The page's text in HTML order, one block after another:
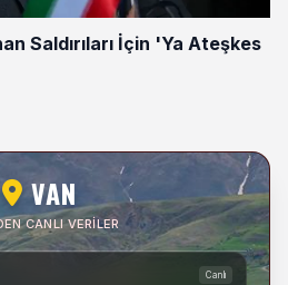
Saldırıları İçin 'Ya Ateşkes
VAN
CANLI VERILER
Canlı